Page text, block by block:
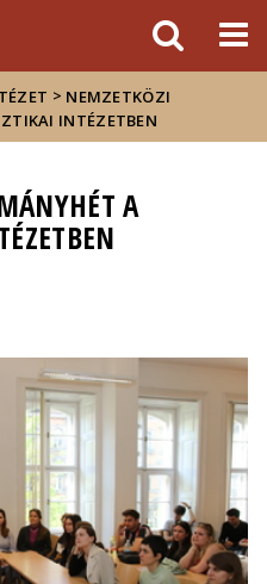
> NEMZETKÖZI
INTÉZETBEN
A